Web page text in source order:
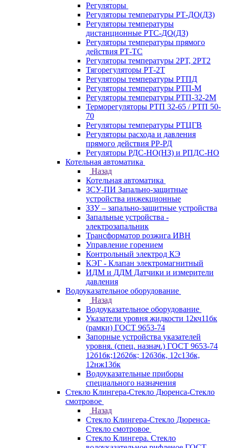
Регуляторы
Регуляторы температуры РТ-ДО(ДЗ)
Регуляторы температуры
дистанционные РТС-ДО(ДЗ)
Регуляторы температуры прямого
действия РТ-ТС
Регуляторы температуры 2РТ, 2РT2
Тягорегуляторы РТ-2Т
Регуляторы температуры РТПД
Регуляторы температуры РТП-M
Регуляторы температуры РТП-32-2М
Терморегуляторы РТП 32-65 / РТП 50-
70
Регуляторы температуры РТЦГВ
Регуляторы расхода и давления
прямого действия РР-РД
Регуляторы РДС-НО(НЗ) и РПДС-НО
Котельная автоматика
Назад
Котельная автоматика
ЗСУ-ПИ Запально-защитные
устройства инжекционные
ЗЗУ – запально-защитные устройства
Запальные устройства -
электрозапальник
Трансформатор розжига ИВН
Управление горением
Контрольный электрод КЭ
КЭГ - Клапан электромагнитный
ИДМ и ДДМ Датчики и измерители
давления
Водоуказательное оборудование
Назад
Водоуказательное оборудование
Указатели уровня жидкости 12кч11бк
(рамки) ГОСТ 9653-74
Запорные устройства указателей
уровня. (спец. назнач.) ГОСТ 9653-74
12б1бк;12б2бк; 12б3бк, 12с13бк,
12нж13бк
Водоуказательные приборы
специального назначения
Стекло Клингера-Стекло Дюренса-Стекло
смотровое
Назад
Стекло Клингера-Стекло Дюренса-
Стекло смотровое
Стекло Клингера. Стекло